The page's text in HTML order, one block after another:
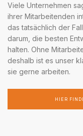
Viele Unternehmen
ihrer Mitarbeitenden
das tatsächlich der
darum, die besten
halten. Ohne
deshalb ist es unser
sie gerne arbeiten.
HIER